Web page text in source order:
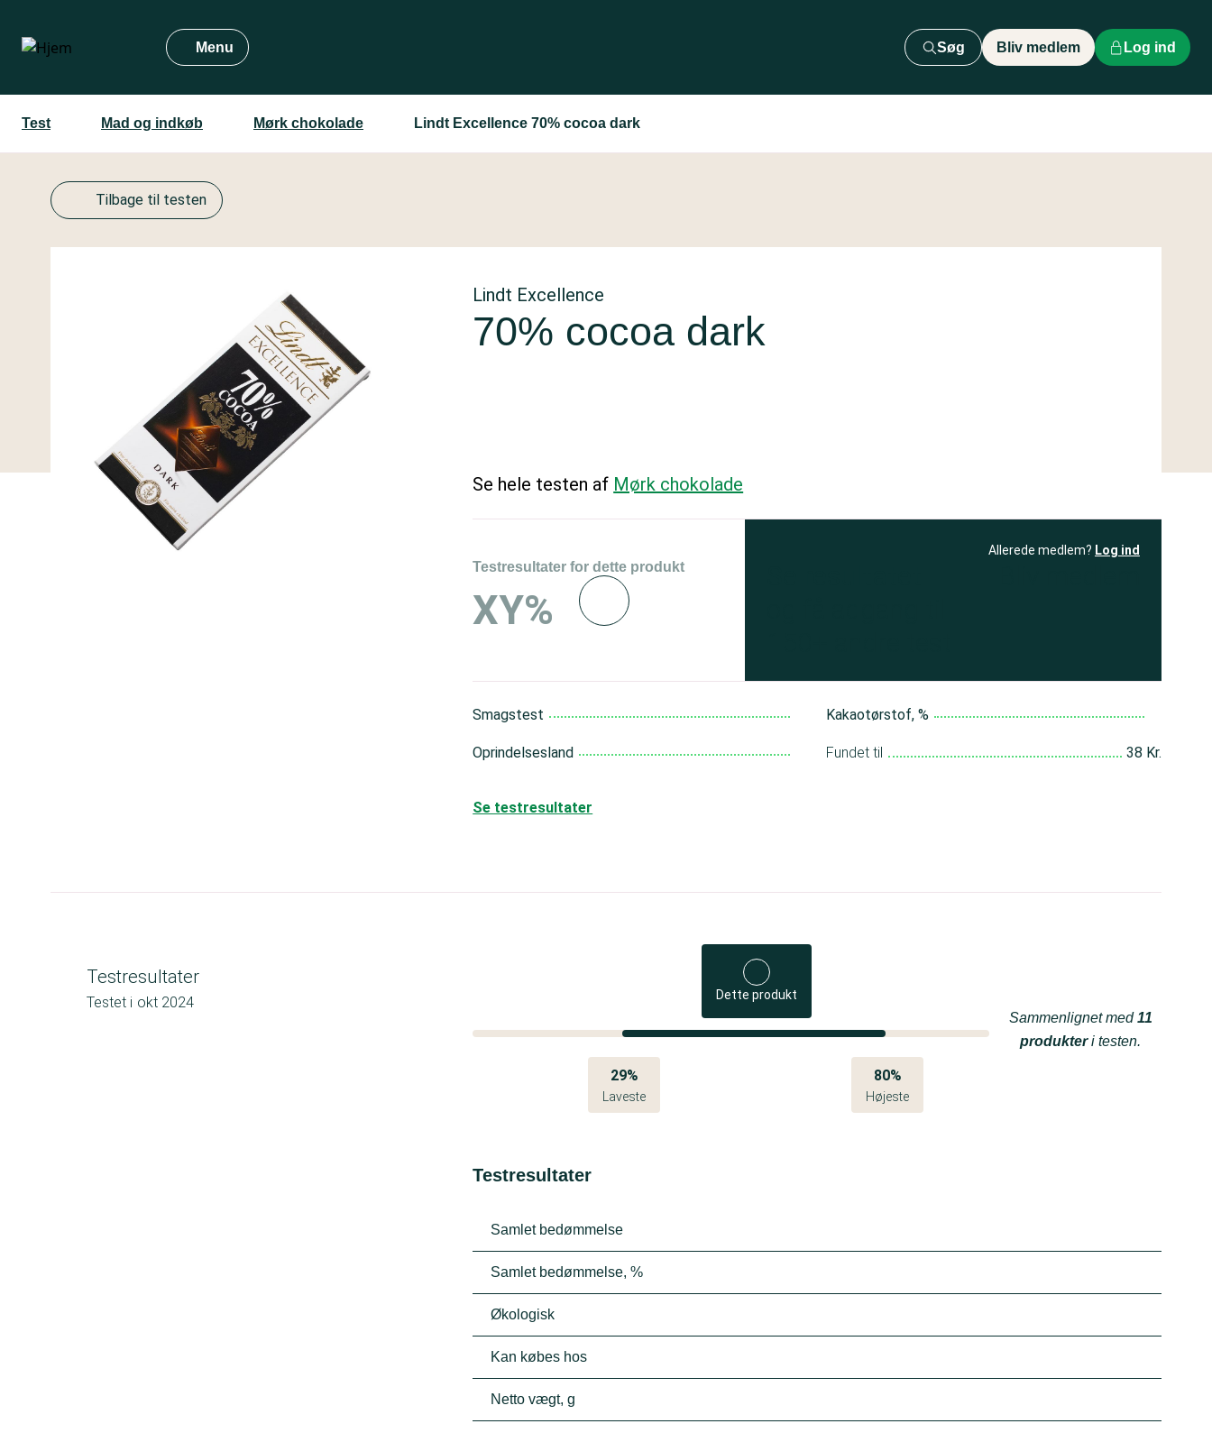
hovedindhold
Menu Søg Bliv medlem Log ind
Test Mad og indkøb Mørk chokolade Lindt Excellence 70% cocoa dark
Tilbage til testen
Lindt Excellence
70% cocoa dark
Se hele testen af Mørk chokolade
Testresultater for dette produkt
XY%
Allerede medlem? Log ind
Smagstest
Oprindelsesland
Kakaotørstof, %
Fundet til 38 Kr.
Se testresultater
Testresultater
Testet i okt 2024 Dette produkt
29%
Laveste
80%
Højeste
Sammenlignet med11
produkteri testen.
Testresultater
Samlet bedømmelse
Samlet bedømmelse, %
Økologisk
Kan købes hos
Netto vægt, g